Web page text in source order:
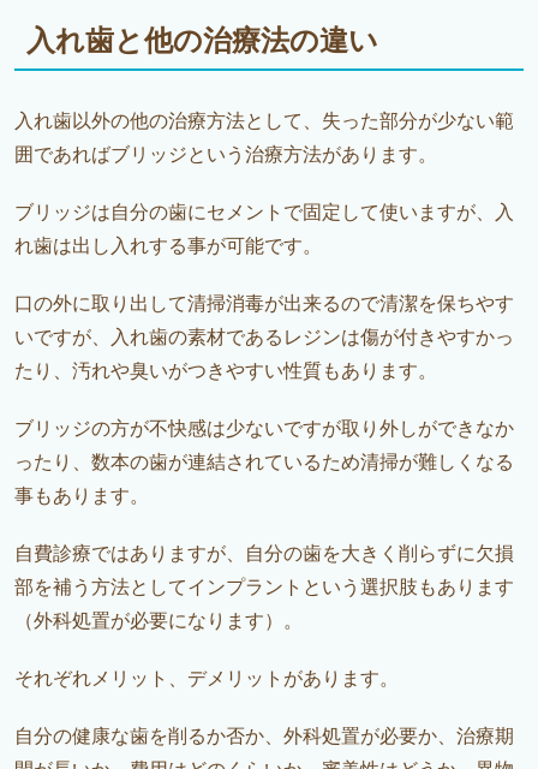
入れ歯と他の治療法の違い
入れ歯以外の他の治療方法として、失った部分が少ない範
囲であればブリッジという治療方法があります。
ブリッジは自分の歯にセメントで固定して使いますが、入
れ歯は出し入れする事が可能です。
口の外に取り出して清掃消毒が出来るので清潔を保ちやす
いですが、入れ歯の素材であるレジンは傷が付きやすかっ
たり、汚れや臭いがつきやすい性質もあります。
ブリッジの方が不快感は少ないですが取り外しができなか
ったり、数本の歯が連結されているため清掃が難しくなる
事もあります。
自費診療ではありますが、自分の歯を大きく削らずに欠損
部を補う方法としてインプラントという選択肢もあります
（外科処置が必要になります）。
それぞれメリット、デメリットがあります。
自分の健康な歯を削るか否か、外科処置が必要か、治療期